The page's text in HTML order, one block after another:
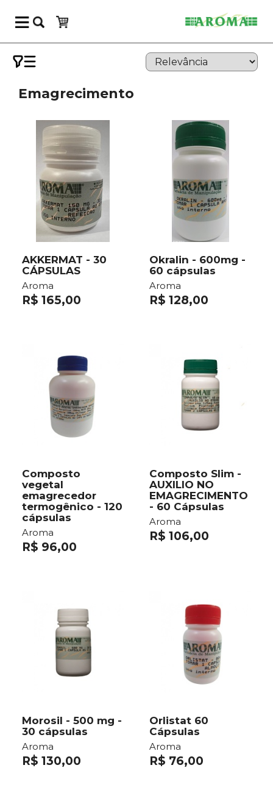
Emagrecimento
AKKERMAT - 30
CÁPSULAS
Aroma
R$ 165,00
Okralin - 600mg -
60 cápsulas
Aroma
R$ 128,00
Composto
vegetal
emagrecedor
termogênico - 120
cápsulas
Aroma
R$ 96,00
Composto Slim -
AUXILIO NO
EMAGRECIMENTO
- 60 Cápsulas
Aroma
R$ 106,00
Morosil - 500 mg -
30 cápsulas
Aroma
R$ 130,00
Orlistat 60
Cápsulas
Aroma
R$ 76,00